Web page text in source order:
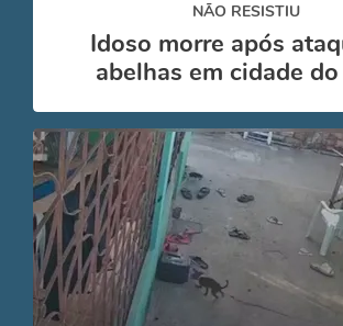
NÃO RESISTIU
Idoso morre após
abelhas em cidade